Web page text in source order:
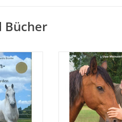
Bücher
sicheren
mit Step-
Der
Horseman wurde
daraus